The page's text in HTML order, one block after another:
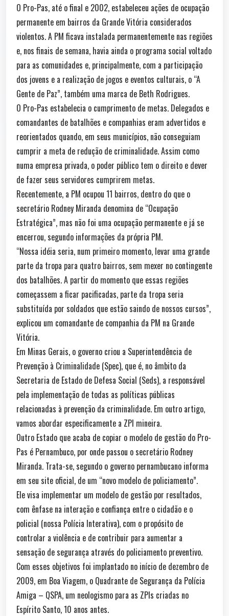
O Pro-Pas, até o final e 2002, estabeleceu ações de ocupação
permanente em bairros da Grande Vitória considerados
violentos. A PM ficava instalada permanentemente nas regiões
e, nos finais de semana, havia ainda o programa social voltado
para as comunidades e, principalmente, com a participação
dos jovens e a realização de jogos e eventos culturais, o “A
Gente de Paz”, também uma marca de Beth Rodrigues.
O Pro-Pas estabelecia o cumprimento de metas. Delegados e
comandantes de batalhões e companhias eram advertidos e
reorientados quando, em seus municípios, não conseguiam
cumprir a meta de redução de criminalidade. Assim como
numa empresa privada, o poder público tem o direito e dever
de fazer seus servidores cumprirem metas.
Recentemente, a PM ocupou 11 bairros, dentro do que o
secretário Rodney Miranda denomina de “Ocupação
Estratégica”, mas não foi uma ocupação permanente e já se
encerrou, segundo informações da própria PM.
“Nossa idéia seria, num primeiro momento, levar uma grande
parte da tropa para quatro bairros, sem mexer no contingente
dos batalhões. A partir do momento que essas regiões
começassem a ficar pacificadas, parte da tropa seria
substituída por soldados que estão saindo de nossos cursos”,
explicou um comandante de companhia da PM na Grande
Vitória.
Em Minas Gerais, o governo criou a Superintendência de
Prevenção à Criminalidade (Spec), que é, no âmbito da
Secretaria de Estado de Defesa Social (Seds), a responsável
pela implementação de todas as políticas públicas
relacionadas à prevenção da criminalidade. Em outro artigo,
vamos abordar especificamente a ZPI mineira.
Outro Estado que acaba de copiar o modelo de gestão do Pro-
Pas é Pernambuco, por onde passou o secretário Rodney
Miranda. Trata-se, segundo o governo pernambucano informa
em seu site oficial, de um “novo modelo de policiamento”.
Ele visa implementar um modelo de gestão por resultados,
com ênfase na interação e confiança entre o cidadão e o
policial (nossa Polícia Interativa), com o propósito de
controlar a violência e de contribuir para aumentar a
sensação de segurança através do policiamento preventivo.
Com esses objetivos foi implantado no início de dezembro de
2009, em Boa Viagem, o Quadrante de Segurança da Polícia
Amiga – QSPA, um neologismo para as ZPIs criadas no
Espírito Santo, 10 anos antes.